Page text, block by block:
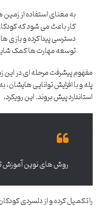
به معنای استفاده از
کار باعث می شود که
دسترسی پیدا کرده و بازی
توسعه مهارت ها کمک
مفهوم پیشرفت مرحله ای در این
پله و با افزایش توانایی
استاندارد پیش بروند. این رویکرد،
روش های نوین
را تکمیل کرده و از دلسردی